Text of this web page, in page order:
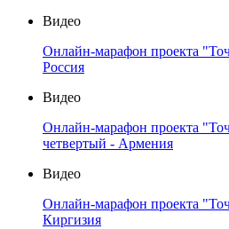
Видео
Онлайн-марафон проекта
Россия
Видео
Онлайн-марафон проекта
четвертый - Армения
Видео
Онлайн-марафон проекта
Киргизия